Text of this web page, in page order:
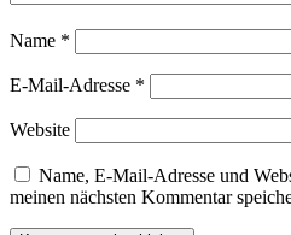
Name *
E-Mail-Adresse *
Website
Name, E-Mail-Adresse und
meinen nächsten Kommentar